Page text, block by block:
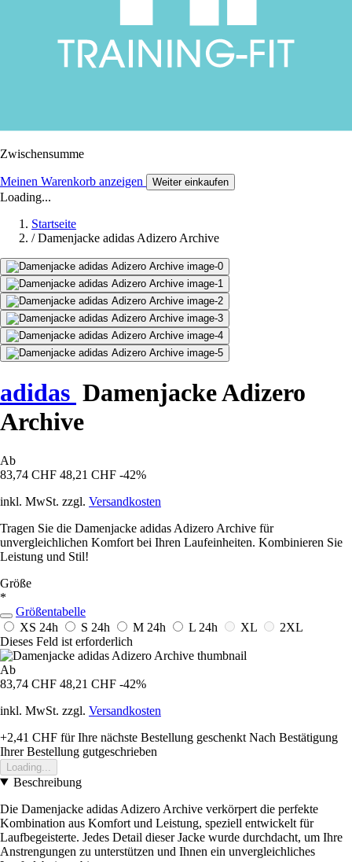
Zwischensumme
Meinen Warenkorb anzeigen Weiter einkaufen
Loading...
Startseite
/ Damenjacke adidas Adizero Archive
adidas Damenjacke Adizero
Archive
Ab
83,74 CHF 48,21 CHF -42%
inkl. MwSt. zzgl. Versandkosten
Tragen Sie die Damenjacke adidas Adizero Archive für
unvergleichlichen Komfort bei Ihren Laufeinheiten. Kombinieren Sie
Leistung und Stil!
Größe
*
Größentabelle
XS 24h S 24h M 24h L 24h XL
2XL
Dieses Feld ist erforderlich
Ab
83,74 CHF 48,21 CHF -42%
inkl. MwSt. zzgl. Versandkosten
+2,41 CHF für Ihre nächste Bestellung geschenkt Nach Bestätigung
Ihrer Bestellung gutgeschrieben
Loading...
Beschreibung
Die Damenjacke adidas Adizero Archive verkörpert die perfekte
Kombination aus Komfort und Leistung, speziell entwickelt für
Laufbegeisterte. Jedes Detail dieser Jacke wurde durchdacht, um Ihre
Anstrengungen zu unterstützen und Ihnen ein unvergleichliches